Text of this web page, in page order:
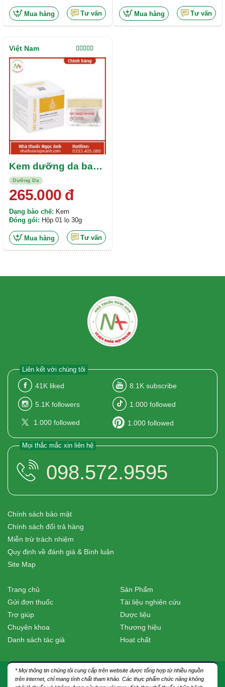
(80mg), Tinh chất cát căn
(50mg), bìm bìm (20mg), Cao bồ
Mua hàng
Tư vấn
cây liễu trắng: 1000mg, Xà sàng
tử: 800mg,Thỏ ty tử: 800mg
Mua hàng Tư vấn
Dưỡng Da
Kem dưỡng da ban
đêm Sắc Ngọc
Khang 30g
Được xếp
hạng5.00
265.000đ
Dạng bào chế: Kem
Đóng gói: Hộp 01 lọ 30g
Mua hàng Tư vấn
Việt Nam
Liên kết với chúng tôi
41K liked 8.1K subscribe
5.1K followers 1.000 followed
1.000 followed 1.000 followed
Mọi thắc mắc xin liên hệ
098.572.9595
Chính sách bảo mật
Chính sách đổi trả hàng
Miễn trừ trách nhiệm
Quy định về đánh giá & Bình luận
Site Map
Trang chủ
Gửi đơn thuốc
Trợ giúp
Chuyên khoa
Danh sách tác giả
Sản Phẩm
Tài liệu nghiên cứu
Dược liệu
Thương hiệu
Hoạt chất
* Mọi thông tin chúng tôi cung cấp trên website được tổng hợp từ nhiều nguồn
trên internet, chỉ mang tính chất tham khảo. Các thực phẩm chức năng không